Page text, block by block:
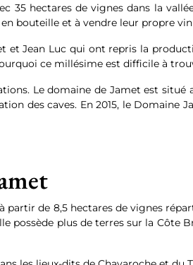
35 hectares de vignes dans la
bouteille et à vendre leur propre vin
Jean Luc qui ont repris la
ce millésime est difficile à
Le domaine de Jamet est
des caves. En 2015, le
de 8,5 hectares de vignes
possède plus de terres sur la Côte